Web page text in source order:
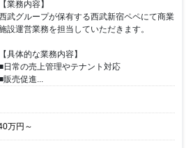
ただけるだけでなく、資格をお持ちの方
躍いただける環境です。
【業務内容】
武グループが保有する西武新宿ペペにて商業
設運営業務を担当していただきます。
【具体的な業務内容】
日常の売上管理やテナント対応
販売促進...
万円 ～